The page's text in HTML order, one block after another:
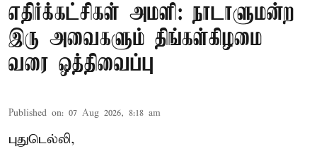
எதிர்க்கட்சிகள் அமளி: நாடாளுமன்ற
இரு அவைகளும் திங்கள்கிழமை
வரை ஒத்திவைப்பு
Published on: 07 Aug 2026, 8:18 am
புதுடெல்லி,